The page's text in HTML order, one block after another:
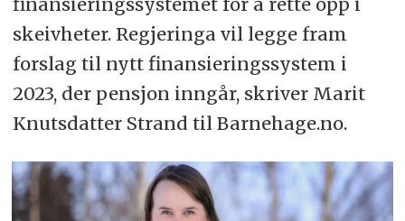
skeivheter. Regjeringa vil legge fram
forslag til nytt finansieringssystem i
2023, der pensjon inngår, skriver Marit
Knutsdatter Strand til Barnehage.no.